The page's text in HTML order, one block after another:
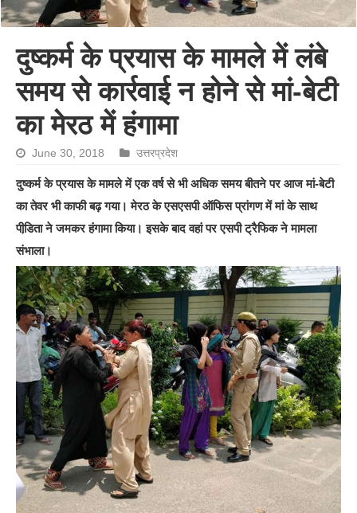
दुष्कर्म के प्रयास के मामले में लंबे
समय से कार्रवाई न होने से मां-बेटी
का मेरठ में हंगामा
June 30, 2018 उत्तरप्रदेश
दुष्कर्म के प्रयास के मामले में एक वर्ष से भी अधिक समय बीतने पर आज मां-बेटी
का तेवर भी काफी बढ़ गया। मेरठ के एसएसपी ऑफिस प्रांगण में मां के साथ
पीडि़ता ने जमकर हंगामा किया। इसके बाद वहां पर एसपी ट्रैफिक ने मामला
संभाला।